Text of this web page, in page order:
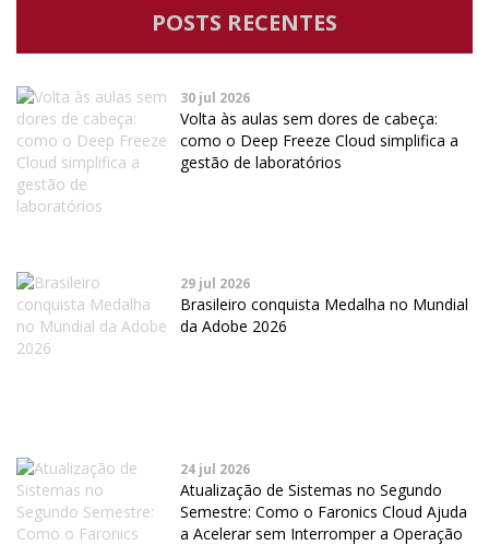
POSTS RECENTES
30 jul 2026
Volta às aulas sem dores de cabeça:
como o Deep Freeze Cloud simplifica a
gestão de laboratórios
29 jul 2026
Brasileiro conquista Medalha no Mundial
da Adobe 2026
24 jul 2026
Atualização de Sistemas no Segundo
Semestre: Como o Faronics Cloud Ajuda
a Acelerar sem Interromper a Operação